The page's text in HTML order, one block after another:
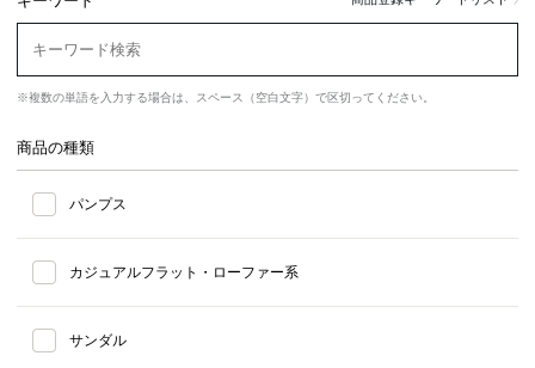
※複数の単語を入力する場合は、スペース（空白文字）で区切ってください。
商品の種類
パンプス
カジュアルフラット・ローファー系
サンダル